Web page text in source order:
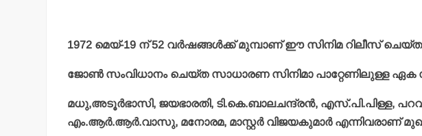
1972 മെയ്-19 ന് 52 വര്‍ഷങ്ങള്‍ക്ക് മുമ്പാണ് ഈ സിനിമ റിലീസ്
ജോണ്‍ സംവിധാനം ചെയ്ത സാധാരണ സിനിമാ പാറ്റേണിലുള്ള ഏക
മധു,അടൂര്‍ഭാസി, ജയഭാരതി, ടി.കെ.ബാലചന്ദ്രന്‍, എസ്.പി.പിള്ള,
എം.ആര്‍.ആര്‍.വാസു, മനോരമ, മാസ്റ്റര്‍ വിജയകുമാര്‍ എന്നിവരാണ്